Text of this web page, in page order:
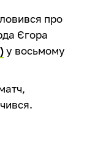
про
Єгора
у восьмому